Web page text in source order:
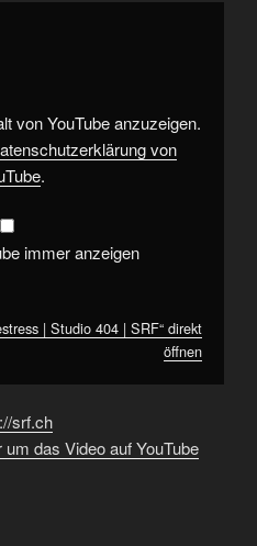
von YouTube anzuzeigen.
von
.
immer anzeigen
| Studio 404 | SRF“ direkt
öffnen
srf.ch
das Video auf YouTube